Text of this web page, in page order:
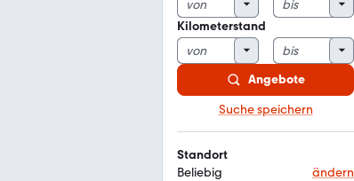
Kilometerstand
Angebote
Suche speichern
Standort
Beliebig
ändern